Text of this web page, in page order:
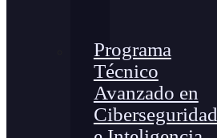
Programa
Técnico
Avanzado en
Ciberseguridad